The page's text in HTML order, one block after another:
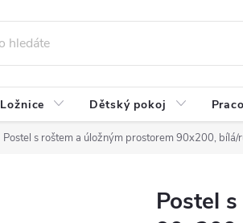
Ložnice Dětský pokoj
Postel s roštem a úložným prostorem 90x200, bílá/
Postel